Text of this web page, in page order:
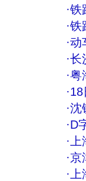
·铁
·铁
·动
·长
·粤
·
·沈
·D
·
·京
·